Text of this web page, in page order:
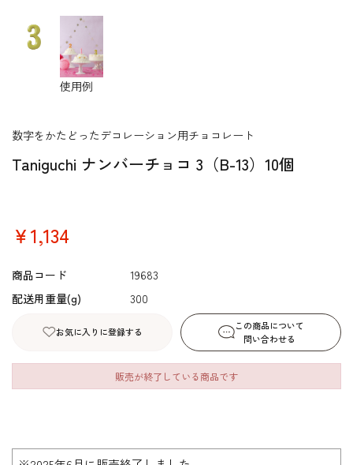
使用例
Taniguchi ナンバーチョコ 3（B-13）10個
数字をかたどったデコレーション用チョコレート
￥1,134
商品コード
19683
配送用重量(g)
300
お気に入りに登録する
この商品について
問い合わせる
販売が終了している商品です